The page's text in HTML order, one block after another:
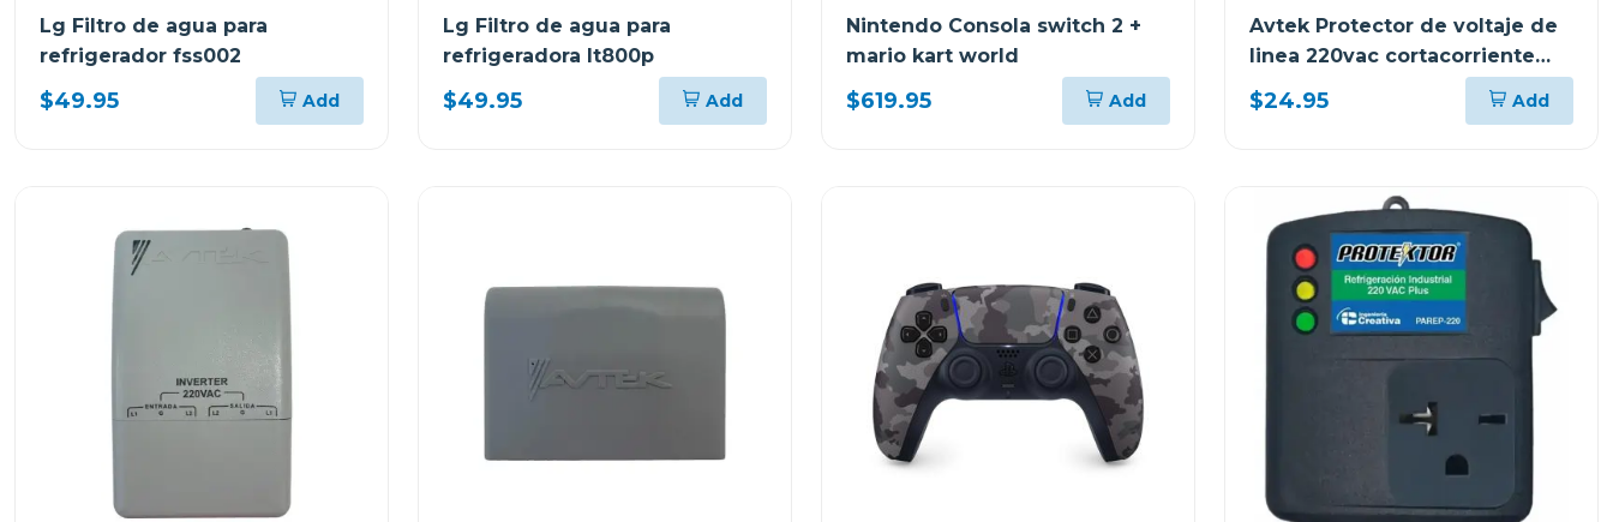
Lg Filtro de agua para
refrigerador fss002
$49.95 Add
Lg Filtro de agua para
refrigeradora lt800p
$49.95 Add
Nintendo Consola switch 2 +
mario kart world
$619.95 Add
Avtek Protector de voltaje de
linea 220vac cortacorriente
pabb-b230
$24.95 Add